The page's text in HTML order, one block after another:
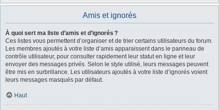
Amis et ignorés
À quoi sert ma liste d’amis et d’ignorés ?
Ces listes vous permettent d’organiser et de trier certains utilisateurs du forum.
Les membres ajoutés à votre liste d’amis apparaissent dans le panneau de
contrôle utilisateur, pour consulter rapidement leur statut en ligne et leur
envoyer des messages privés. Selon le style utilisé, leurs messages peuvent
être mis en surbrillance. Les utilisateurs ajoutés à votre liste d’ignorés voient
leurs messages masqués par défaut.
Haut